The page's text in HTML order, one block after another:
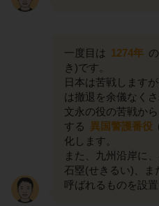
一度目は 1274年 の
き)です。
日本は苦戦します
は撤退を余儀なくさ
文永の役の苦戦か
する 異国警護番役
化します。
また、九州沿岸に
石塁(せきるい)、ま
呼ばれるものを設置